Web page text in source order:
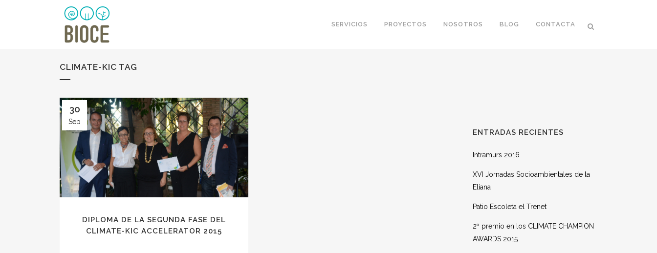
SERVICIOS PROYECTOS NOSOTROS BLOG CONTACTA
CLIMATE-KIC TAG
30
Sep
DIPLOMA DE LA SEGUNDA FASE DEL
CLIMATE-KIC ACCELERATOR 2015
ENTRADAS RECIENTES
Intramurs 2016
XVI Jornadas Socioambientales de la
Eliana
Patio Escoleta el Trenet
2º premio en los CLIMATE CHAMPION
AWARDS 2015